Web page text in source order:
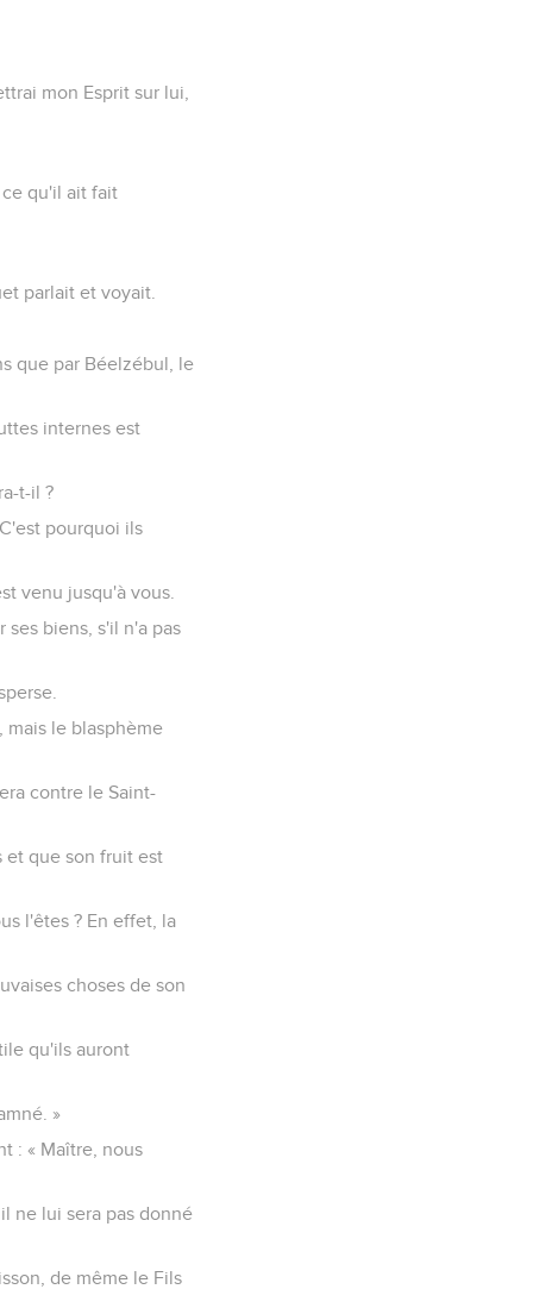
mon Esprit sur lui,
ce qu'il ait fait
parlait et voyait.
que par Béelzébul, le
internes est
t-il ?
pourquoi ils
venu jusqu'à vous.
biens, s'il n'a pas
mais le blasphème
contre le Saint-
et que son fruit est
l'êtes ? En effet, la
choses de son
qu'ils auront
»
: « Maître, nous
ne lui sera pas donné
de même le Fils